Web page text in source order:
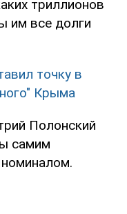
триллионов
им все долги
точку в
Крыма
Полонский
самим